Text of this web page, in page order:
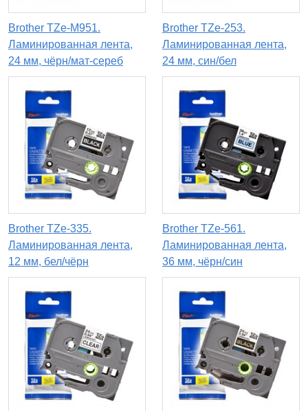
Brother TZe-M951.
Ламинированная лента,
24 мм, чёрн/мат-сереб
Brother TZe-253.
Ламинированная лента,
24 мм, син/бел
Brother TZe-335.
Ламинированная лента,
12 мм, бел/чёрн
Brother TZe-561.
Ламинированная лента,
36 мм, чёрн/син